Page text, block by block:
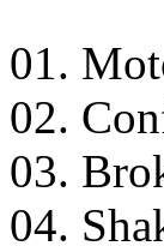
01.
02.
03.
04.